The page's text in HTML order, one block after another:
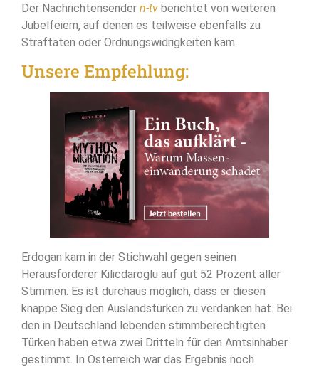
Der Nachrichtensender n-tv berichtet von weiteren
Jubelfeiern, auf denen es teilweise ebenfalls zu
Straftaten oder Ordnungswidrigkeiten kam.
Unsere Empfehlung:
Erdogan kam in der Stichwahl gegen seinen
Herausforderer Kilicdaroglu auf gut 52 Prozent aller
Stimmen. Es ist durchaus möglich, dass er diesen
knappe Sieg den Auslandstürken zu verdanken hat. Bei
den in Deutschland lebenden stimmberechtigten
Türken haben etwa zwei Dritteln für den Amtsinhaber
gestimmt. In Österreich war das Ergebnis noch